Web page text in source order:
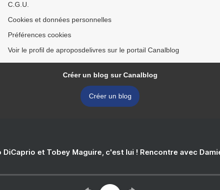
C.G.U.
Cookies et données personnelles
Préférences cookies
Voir le profil de aproposdelivres sur le portail Canalblog
Créer un blog sur Canalblog
Créer un blog
DiCaprio et Tobey Maguire, c'est lui ! Rencontre avec